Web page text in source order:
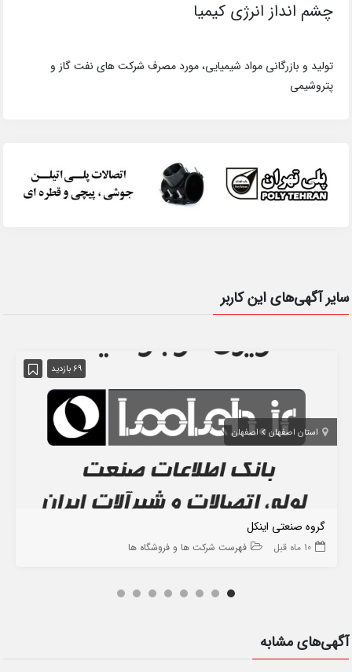
چشم انداز انرژی کیمیا
تولید و بازرگانی مواد شیمیایی، مورد مصرف شرکت های نفت گاز و
پتروشیمی
سایر آگهی‌های این کاربر
69 بازدید
استان اصفهان اصفهان
گروه صنعتی اینکل
10 ماه قبل فهرست شرکت ها و فروشگاه ها
آگهی‌های مشابه